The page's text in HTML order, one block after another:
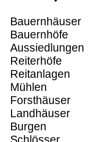
Bauernhäuser
Bauernhöfe
Aussiedlungen
Reiterhöfe
Reitanlagen
Mühlen
Forsthäuser
Landhäuser
Burgen